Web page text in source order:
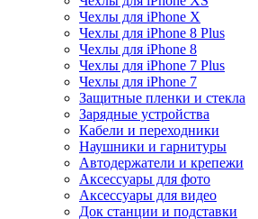
Чехлы для iPhone X
Чехлы для iPhone 8 Plus
Чехлы для iPhone 8
Чехлы для iPhone 7 Plus
Чехлы для iPhone 7
Защитные пленки и стекла
Зарядные устройства
Кабели и переходники
Наушники и гарнитуры
Автодержатели и крепежи
Аксессуары для фото
Аксессуары для видео
Док станции и подставки